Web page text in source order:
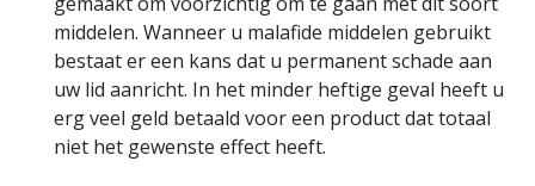
middelen. Wanneer u malafide middelen gebruikt
bestaat er een kans dat u permanent schade aan
uw lid aanricht. In het minder heftige geval heeft u
erg veel geld betaald voor een product dat totaal
niet het gewenste effect heeft.